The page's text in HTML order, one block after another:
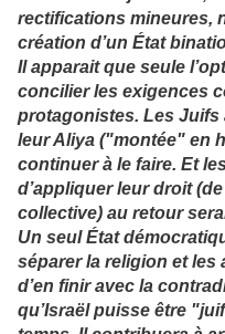
rectifications mineures,
création d’un État
Il apparait que seule
concilier les exigences
protagonistes. Les Juifs
leur Aliya ("montée" en
continuer à le faire. Et
d’appliquer leur droit
collective) au retour
Un seul État
séparer la religion et les
d’en finir avec la
qu’Israël puisse être